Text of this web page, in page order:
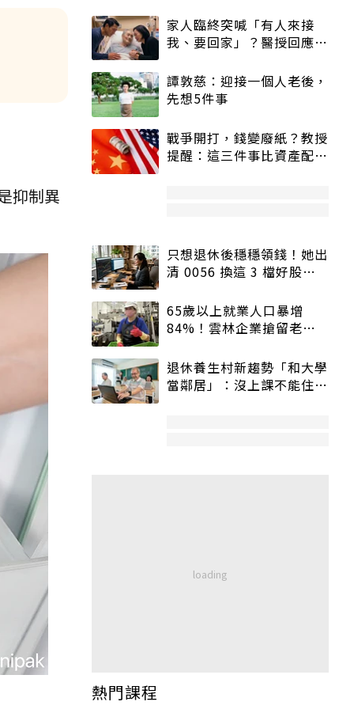
抑制異
家人臨終突喊「有人來接
我、要回家」？醫授回應方
譚敦慈：迎接一個人老後，
先想5件事
戰爭開打，錢變廢紙？教授
提醒：這三件事比資產配置
只想退休後穩穩領錢！她出
清 0056 換這 3 檔好股：
65歲以上就業人口暴增
84%！雲林企業搶留老員
退休養生村新趨勢「和大學
當鄰居」：沒上課不能住、
熱門課程